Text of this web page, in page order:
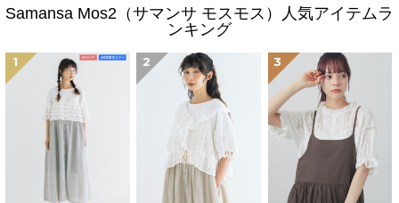
Samansa Mos2（サマンサ モスモス）人気アイテムラ
ンキング
1 2 3